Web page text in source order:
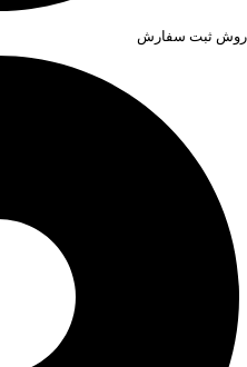
روش ثبت سفارش